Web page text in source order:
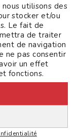
utilisons des
stocker et/ou
Le fait de
de traiter
de navigation
ne pas consentir
un effet
fonctions.